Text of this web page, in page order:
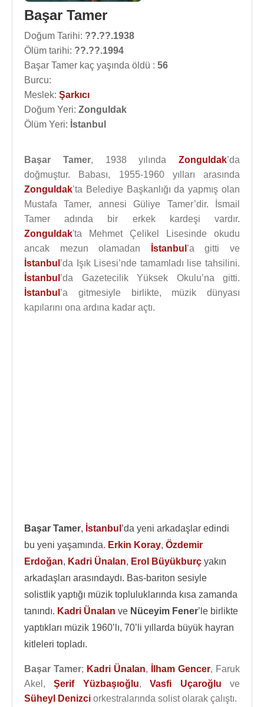
Başar Tamer
Doğum Tarihi: ??.??.1938
Ölüm tarihi: ??.??.1994
Başar Tamer kaç yaşında öldü : 56
Burcu:
Meslek: Şarkıcı
Doğum Yeri: Zonguldak
Ölüm Yeri: İstanbul
Başar Tamer, 1938 yılında Zonguldak’da
doğmuştur. Babası, 1955-1960 yılları arasında
Zonguldak’ta Belediye Başkanlığı da yapmış olan
Mustafa Tamer, annesi Güliye Tamer’dir. İsmail
Tamer adında bir erkek kardeşi vardır.
Zonguldak'ta Mehmet Çelikel Lisesinde okudu
ancak mezun olamadan
İstanbul ’a gitti ve
İstanbul ’da Işık Lisesi’nde tamamladı lise tahsilini.
İstanbul ’da Gazetecilik Yüksek Okulu’na gitti.
İstanbul ’a gitmesiyle birlikte, müzik dünyası
kapılarını ona ardına kadar açtı.
Başar Tamer, İstanbul ’da yeni arkadaşlar edindi
bu yeni yaşamında. Erkin Koray, Özdemir
Erdoğan, Kadri Ünalan, Erol Büyükburç yakın
arkadaşları arasındaydı. Bas-bariton sesiyle
solistlik yaptığı müzik topluluklarında kısa zamanda
tanındı. Kadri Ünalan ve Nüceyim Fener’le birlikte
yaptıkları müzik 1960’lı, 70’li yıllarda büyük hayran
kitleleri topladı.
Başar Tamer; Kadri Ünalan, İlham Gencer, Faruk
Akel,Şerif Yüzbaşıoğlu,Vasfi Uçaroğlu ve
Süheyl Denizci orkestralarında solist olarak çalıştı.